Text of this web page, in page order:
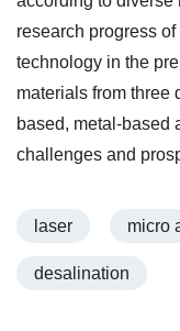
research progress
technology in the
materials from three
based, metal-based
challenges and
laser micro
desalination